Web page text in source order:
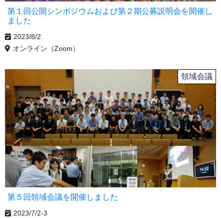
第１回公開シンポジウムおよび第２期公募説明会を開催し
ました
2023/8/2
オンライン（Zoom）
領域会議
第５回領域会議を開催しました
2023/7/2-3